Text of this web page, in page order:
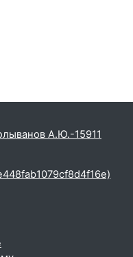
А.Ю.-15911